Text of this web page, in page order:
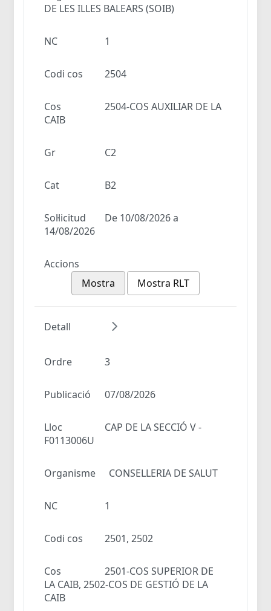
DE LES ILLES BALEARS (SOIB)
NC 1
Codi cos 2504
Cos
2504-COS AUXILIAR DE LA
CAIB
Gr C2
Cat B2
Sol·licitud
De 10/08/2026 a
14/08/2026
Accions
Mostra
Mostra RLT
Detall
Ordre 3
Publicació 07/08/2026
Lloc
CAP DE LA SECCIÓ V -
F0113006U
Organisme CONSELLERIA DE SALUT
NC 1
Codi cos 2501, 2502
Cos
2501-COS SUPERIOR DE
LA CAIB, 2502-COS DE GESTIÓ DE LA
CAIB